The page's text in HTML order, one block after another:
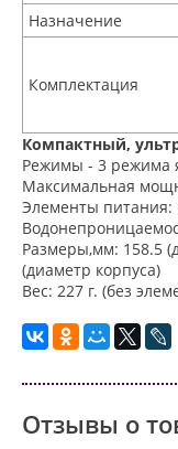
Назначение
Комплектация
Компактный,
Режимы - 3 режима
Максимальная
Элементы питания:
Размеры,мм: 158.5
(диаметр корпуса)
Вес: 227 г. (без
Отзывы о